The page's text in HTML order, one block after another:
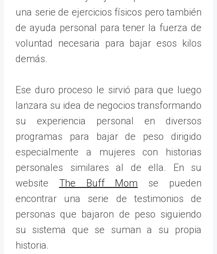
una serie de ejercicios físicos pero también
de ayuda personal para tener la fuerza de
voluntad necesaria para bajar esos kilos
demás.
Ese duro proceso le sirvió para que luego
lanzara su idea de negocios transformando
su experiencia personal en diversos
programas para bajar de peso dirigido
especialmente a mujeres con historias
personales similares al de ella. En su
website The Buff Mom se pueden
encontrar una serie de testimonios de
personas que bajaron de peso siguiendo
su sistema que se suman a su propia
historia.